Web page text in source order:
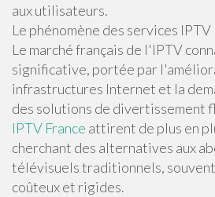
aux utilisateurs.
Le phénomène des services IPTV
Le marché français de l'IPTV
significative, portée par
infrastructures Internet et la
des solutions de divertissement
IPTV France attirent de plus en
cherchant des alternatives aux
télévisuels traditionnels, souvent
coûteux et rigides.